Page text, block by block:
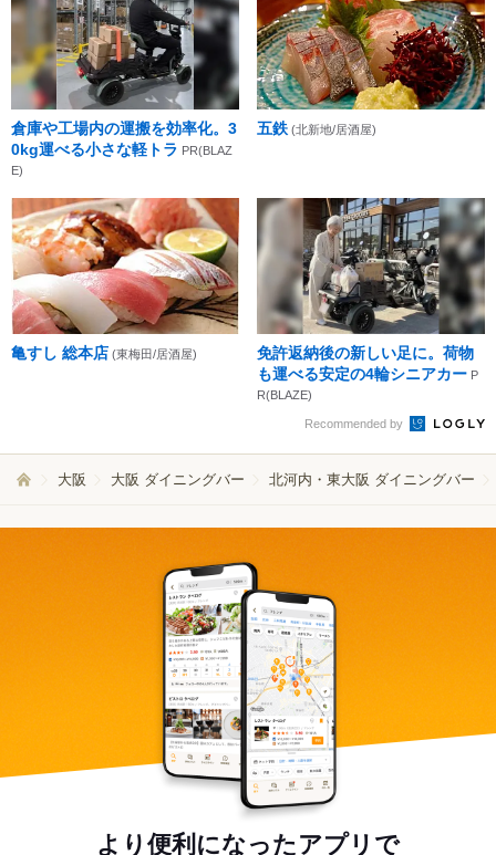
倉庫や工場内の運搬を効率化。3
0kg運べる小さな軽トラ PR(BLAZ
E)
五鉄 (北新地/居酒屋)
亀すし 総本店 (東梅田/居酒屋)
免許返納後の新しい足に。荷物
も運べる安定の4輪シニアカー P
R(BLAZE)
Recommended by
大阪 大阪 ダイニングバー 北河内・東大阪 ダイニングバー
より便利になったアプリで